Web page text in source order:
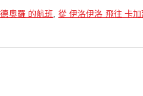
奧羅 的航班 從 伊洛伊洛 飛往 卡